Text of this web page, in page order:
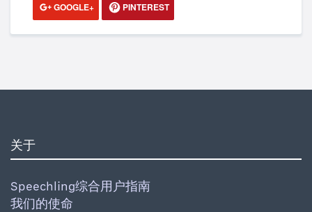
GOOGLE+
PINTEREST
关于
Speechling综合用户指南
我们的使命